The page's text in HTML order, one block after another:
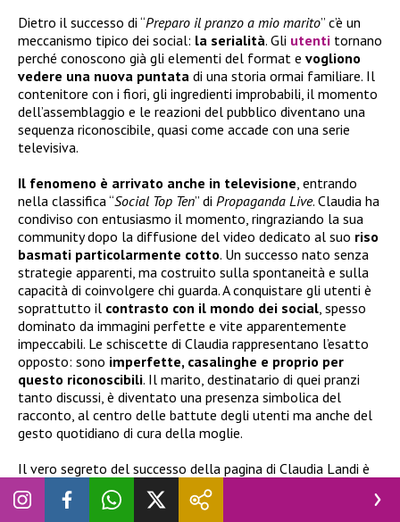
Dietro il successo di “Preparo il pranzo a mio marito” c’è un
meccanismo tipico dei social: la serialità. Gli utenti tornano
perché conoscono già gli elementi del format e vogliono
vedere una nuova puntata di una storia ormai familiare. Il
contenitore con i fiori, gli ingredienti improbabili, il momento
dell’assemblaggio e le reazioni del pubblico diventano una
sequenza riconoscibile, quasi come accade con una serie
televisiva.
Il fenomeno è arrivato anche in televisione , entrando
nella classifica “Social Top Ten” di Propaganda Live. Claudia ha
condiviso con entusiasmo il momento, ringraziando la sua
community dopo la diffusione del video dedicato al suo riso
basmati particolarmente cotto. Un successo nato senza
strategie apparenti, ma costruito sulla spontaneità e sulla
capacità di coinvolgere chi guarda. A conquistare gli utenti è
soprattutto il contrasto con il mondo dei social , spesso
dominato da immagini perfette e vite apparentemente
impeccabili. Le schiscette di Claudia rappresentano l’esatto
opposto: sono imperfette, casalinghe e proprio per
questo riconoscibili. Il marito, destinatario di quei pranzi
tanto discussi, è diventato una presenza simbolica del
racconto, al centro delle battute degli utenti ma anche del
gesto quotidiano di cura della moglie.
Il vero segreto del successo della pagina di Claudia Landi è
raccontare una quotidianità autentica,
lontana dalla perfezione costruita dei social